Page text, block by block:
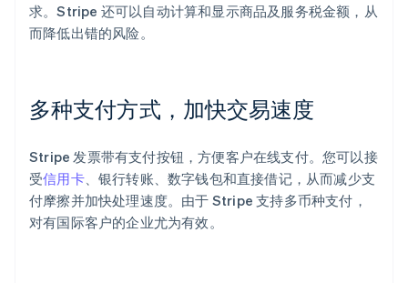
求。Stripe 还可以自动计算和显示商品及服务税金额，从
而降低出错的风险。
多种支付方式，加快交易速度
Stripe 发票带有支付按钮，方便客户在线支付。您可以接
受信用卡、银行转账、数字钱包和直接借记，从而减少支
付摩擦并加快处理速度。由于 Stripe 支持多币种支付，
对有国际客户的企业尤为有效。